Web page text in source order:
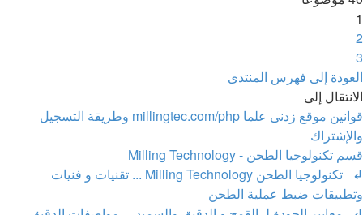
1
2
3
التالي
العودة إلى فهرس المنتدى
الانتقال إلى
قوانين موقع زدنى علما millingtec.com/php وطريقة التسجيل
والإشتراك
قسم تكنولوجيا الطحن - Milling Technology
↲ تكنولوجيا الطحن Milling Technology ... تقنيات و فنيات
وتطبيقات ضبط عملية الطحن